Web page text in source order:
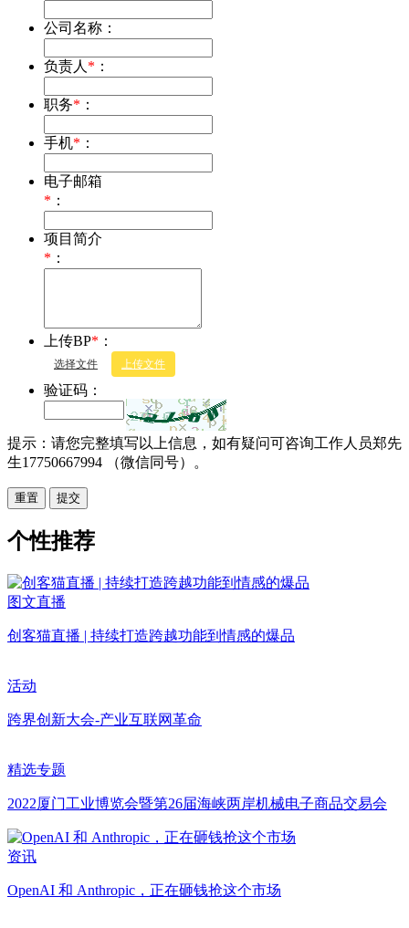
公司名称：
负责人 * ：
职务* ：
手机* ：
电子邮箱
* ：
项目简介
* ：
上传BP* ：
选择文件 上传文件
验证码：
提示：请您完整填写以上信息，如有疑问可咨询工作人员郑先
生17750667994 （微信同号）。
重置
个性推荐
图文直播
创客猫直播 | 持续打造跨越功能到情感的爆品
活动
跨界创新大会-产业互联网革命
精选专题
2022厦门工业博览会暨第26届海峡两岸机械电子商品交易会
资讯
OpenAI 和 Anthropic，正在砸钱抢这个市场